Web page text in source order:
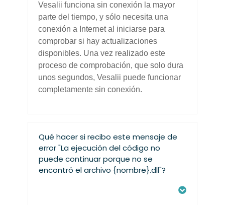
Vesalii funciona sin conexión la mayor
parte del tiempo, y sólo necesita una
conexión a Internet al iniciarse para
comprobar si hay actualizaciones
disponibles. Una vez realizado este
proceso de comprobación, que solo dura
unos segundos, Vesalii puede funcionar
completamente sin conexión.
Qué hacer si recibo este mensaje de
error "La ejecución del código no
puede continuar porque no se
encontró el archivo {nombre}.dll"?